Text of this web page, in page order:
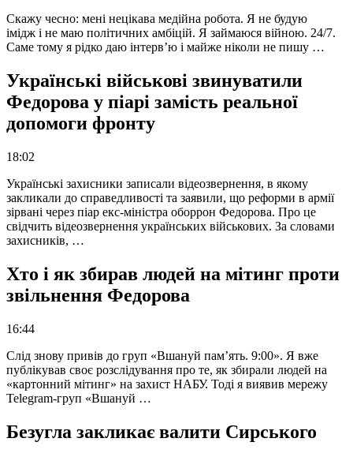
Скажу чесно: мені нецікава медійна робота. Я не будую
імідж і не маю політичних амбіцій. Я займаюся війною. 24/7.
Саме тому я рідко даю інтерв’ю і майже ніколи не пишу …
Українські військові звинуватили
Федорова у піарі замість реальної
допомоги фронту
18:02
Українські захисники записали відеозвернення, в якому
закликали до справедливості та заявили, що реформи в армії
зірвані через піар екс-міністра оборрон Федорова. Про це
свідчить відеозвернення українських військових. За словами
захисників, …
Хто і як збирав людей на мітинг проти
звільнення Федорова
16:44
Слід знову привів до груп «Вшануй пам’ять. 9:00». Я вже
публікував своє розслідування про те, як збирали людей на
«картонний мітинг» на захист НАБУ. Тоді я виявив мережу
Telegram-груп «Вшануй …
Безугла закликає валити Сирського